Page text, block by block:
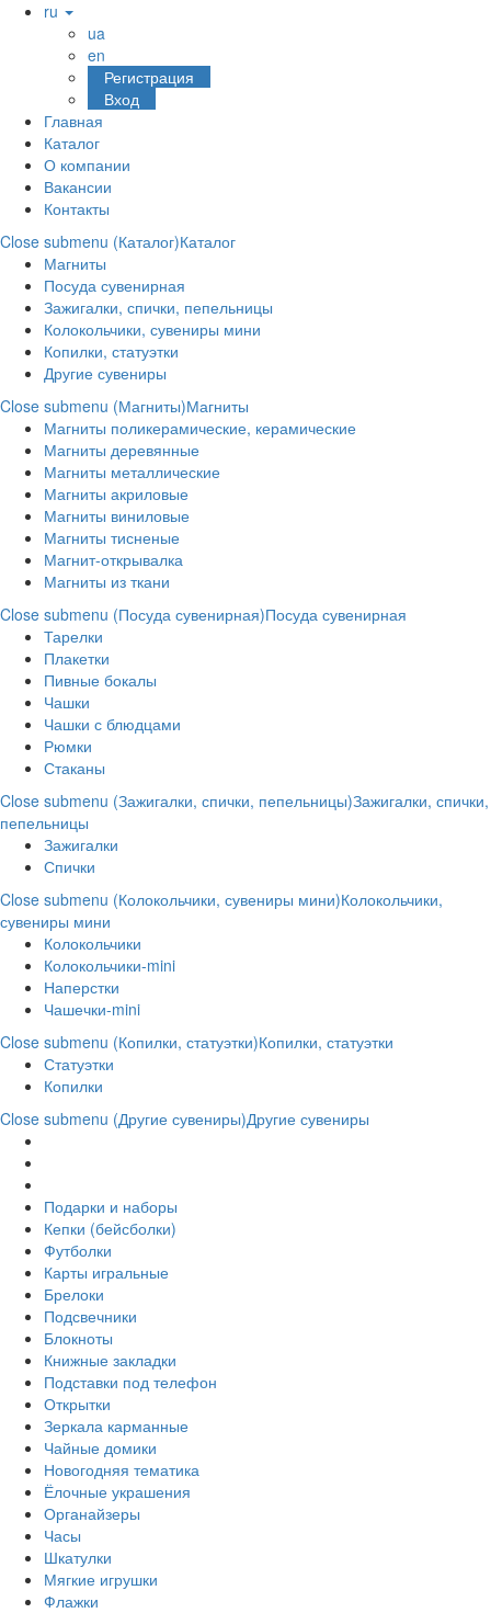
ru
ua
en
Регистрация
Вход
Главная
Каталог
О компании
Вакансии
Контакты
Close submenu (Каталог)Каталог
Магниты
Посуда сувенирная
Зажигалки, спички, пепельницы
Колокольчики, сувениры мини
Копилки, статуэтки
Другие сувениры
Close submenu (Магниты)Магниты
Магниты поликерамические, керамические
Магниты деревянные
Магниты металлические
Магниты акриловые
Магниты виниловые
Магниты тисненые
Магнит-открывалка
Магниты из ткани
Close submenu (Посуда сувенирная)Посуда сувенирная
Тарелки
Плакетки
Пивные бокалы
Чашки
Чашки с блюдцами
Рюмки
Стаканы
Close submenu (Зажигалки, спички, пепельницы)Зажигалки, спички,
пепельницы
Зажигалки
Спички
Close submenu (Колокольчики, сувениры мини)Колокольчики,
сувениры мини
Колокольчики
Колокольчики-mini
Наперстки
Чашечки-mini
Close submenu (Копилки, статуэтки)Копилки, статуэтки
Статуэтки
Копилки
Close submenu (Другие сувениры)Другие сувениры
Подарки и наборы
Кепки (бейсболки)
Футболки
Карты игральные
Брелоки
Подсвечники
Блокноты
Книжные закладки
Подставки под телефон
Открытки
Зеркала карманные
Чайные домики
Новогодняя тематика
Ёлочные украшения
Органайзеры
Часы
Шкатулки
Мягкие игрушки
Флажки